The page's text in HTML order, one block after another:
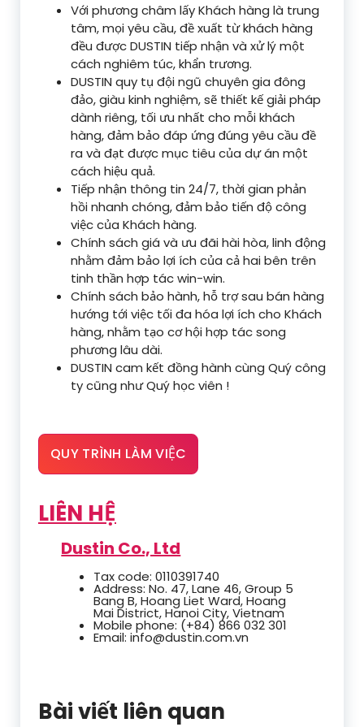
Với phương châm lấy Khách hàng là trung
tâm, mọi yêu cầu, đề xuất từ khách hàng
đều được DUSTIN tiếp nhận và xử lý một
cách nghiêm túc, khẩn trương.
DUSTIN quy tụ đội ngũ chuyên gia đông
đảo, giàu kinh nghiệm, sẽ thiết kế giải pháp
dành riêng, tối ưu nhất cho mỗi khách
hàng, đảm bảo đáp ứng đúng yêu cầu đề
ra và đạt được mục tiêu của dự án một
cách hiệu quả.
Tiếp nhận thông tin 24/7, thời gian phản
hồi nhanh chóng, đảm bảo tiến độ công
việc của Khách hàng.
Chính sách giá và ưu đãi hài hòa, linh động
nhằm đảm bảo lợi ích của cả hai bên trên
tinh thần hợp tác win-win.
Chính sách bảo hành, hỗ trợ sau bán hàng
hướng tới việc tối đa hóa lợi ích cho Khách
hàng, nhằm tạo cơ hội hợp tác song
phương lâu dài.
DUSTIN cam kết đồng hành cùng Quý công
ty cũng như Quý học viên !
QUY TRÌNH LÀM VIỆC
LIÊN HỆ
Dustin Co., Ltd
Tax code: 0110391740
Address: No. 47, Lane 46, Group 5
Bang B, Hoang Liet Ward, Hoang
Mai District, Hanoi City, Vietnam
Mobile phone: (+84) 866 032 301
Email: info@dustin.com.vn
Bài viết liên quan